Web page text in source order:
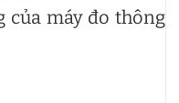
của máy đo thông